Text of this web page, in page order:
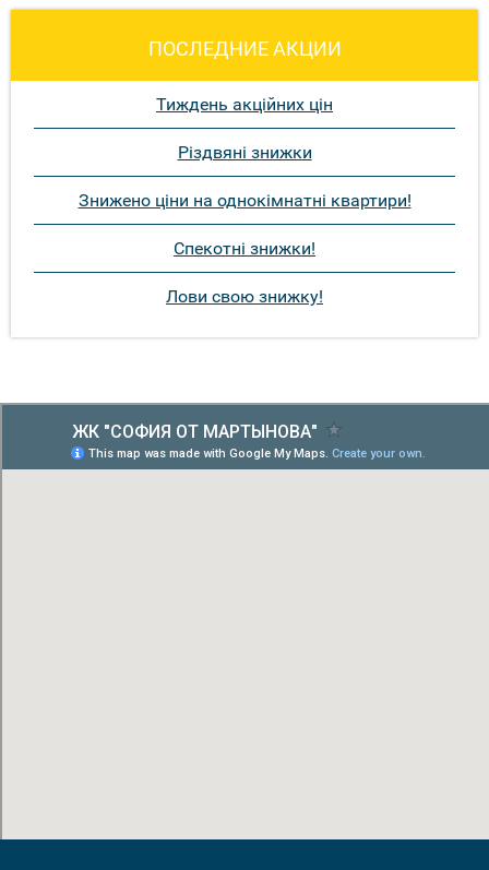
ПОСЛЕДНИЕ АКЦИИ
Тиждень акційних цін
Різдвяні знижки
Знижено ціни на однокімнатні квартири!
Спекотні знижки!
Лови свою знижку!